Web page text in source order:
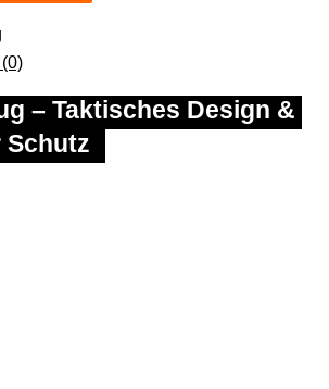
– Taktisches Design &
Schutz